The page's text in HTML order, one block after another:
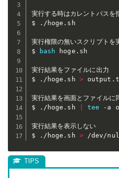
実行する時はカレントパスを
$ ./hoge.sh
実行権限の無いスクリプトを
$
bash hoge.sh
実行結果をファイルに出力
$ ./hoge.sh >
実行結果を画面とファイルに
$ ./hoge.sh
tee -a
実行結果を表示しない
$ ./hoge.sh > /dev/